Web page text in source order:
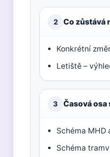
2 Co zůstává
Konkrétní
Letiště –
3 Časová osa
Schéma MHD
Schéma